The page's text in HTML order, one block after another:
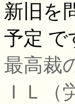
新旧を
予定 で
最高裁
ＩＬ（